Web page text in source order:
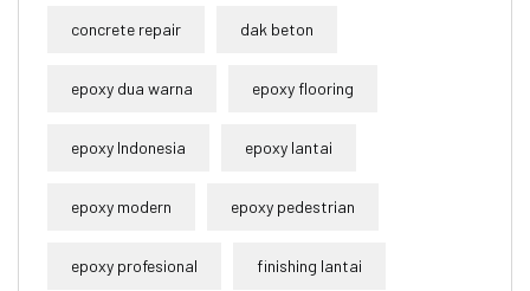
concrete repair dak beton
epoxy dua warna epoxy flooring
epoxy Indonesia epoxy lantai
epoxy modern epoxy pedestrian
epoxy profesional finishing lantai